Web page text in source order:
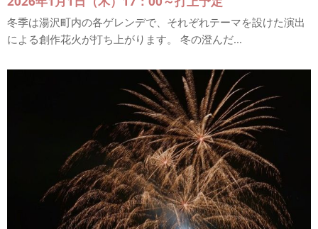
冬季は湯沢町内の各ゲレンデで、それぞれテーマを設けた演出
による創作花火が打ち上がります。 冬の澄んだ...